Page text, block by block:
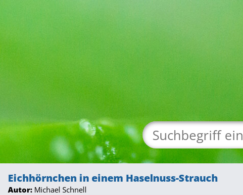
Eichhörnchen in einem Haselnuss-Strauch
Autor: Michael Schnell